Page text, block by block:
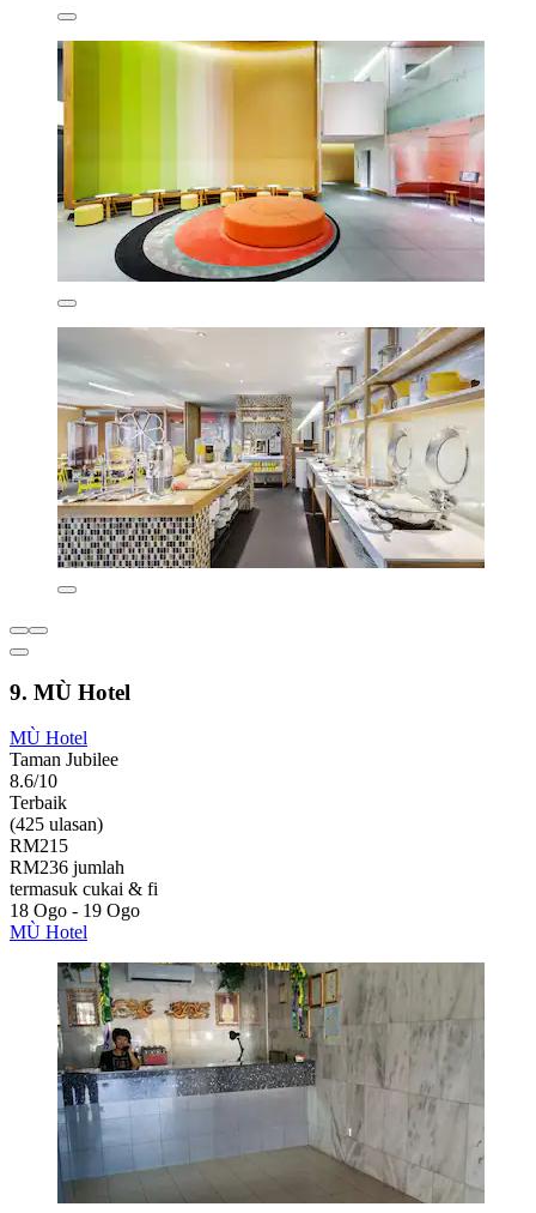
9. MÙ Hotel
MÙ Hotel
Taman Jubilee
8.6/10
Terbaik
(425 ulasan)
RM215
RM236 jumlah
termasuk cukai & fi
18 Ogo - 19 Ogo
MÙ Hotel